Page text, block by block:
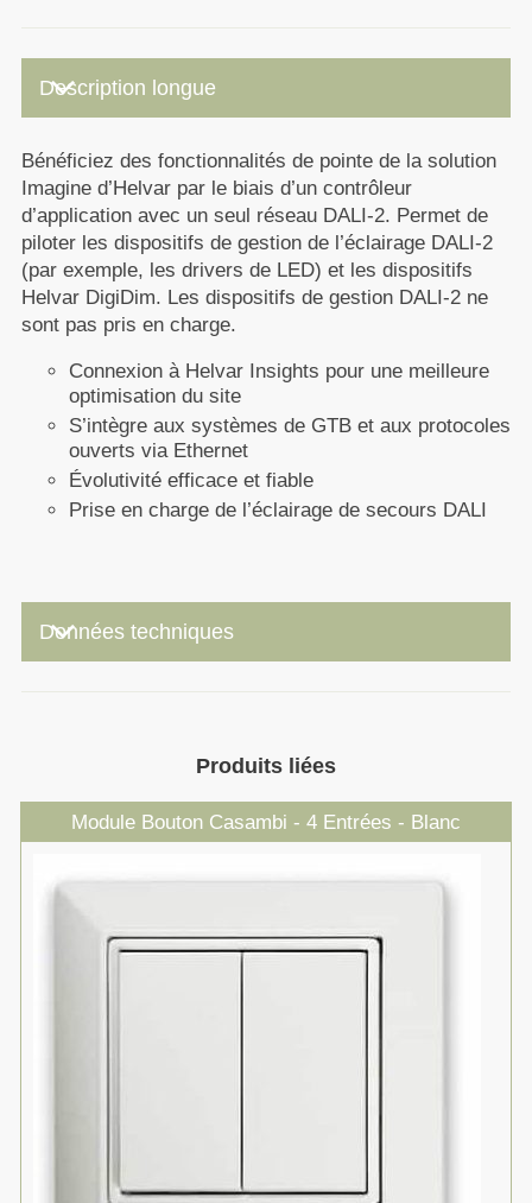
Description longue
keyboard_arrow_down
Bénéficiez des fonctionnalités de pointe de la solution
Imagine d’Helvar par le biais d’un contrôleur
d’application avec un seul réseau DALI-2. Permet de
piloter les dispositifs de gestion de l’éclairage DALI-2
(par exemple, les drivers de LED) et les dispositifs
Helvar DigiDim. Les dispositifs de gestion DALI-2 ne
sont pas pris en charge.
Connexion à Helvar Insights pour une meilleure
optimisation du site
S’intègre aux systèmes de GTB et aux protocoles
ouverts via Ethernet
Évolutivité efficace et fiable
Prise en charge de l’éclairage de secours DALI
Données techniques
keyboard_arrow_down
Produits liées
Module Bouton Casambi - 4 Entrées - Blanc